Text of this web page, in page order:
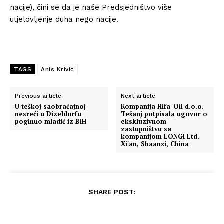
nacije), čini se da je naše Predsjedništvo više
utjelovljenje duha nego nacije.
TAGS Anis Krivić
Previous article
U teškoj saobraćajnoj
nesreći u Dizeldorfu
poginuo mladić iz BiH
Next article
Kompanija Hifa-Oil d.o.o.
Tešanj potpisala ugovor o
ekskluzivnom
zastupništvu sa
kompanijom LONGI Ltd.
Xi'an, Shaanxi, China
SHARE POST: